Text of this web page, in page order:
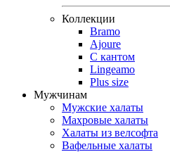
Коллекции
Bramo
Ajoure
С кантом
Lingeamo
Plus size
Мужчинам
Мужские халаты
Махровые халаты
Халаты из велсофта
Вафельные халаты